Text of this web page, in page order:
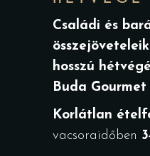
Családi és
hosszú
Buda
Korlátlan
vacsoraidőben